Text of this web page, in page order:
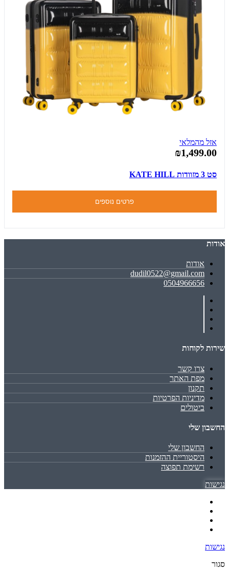
אזל מהמלאי
₪1,499.00
סט 3 מזוודות KATE HILL
פרטים נוספים
אודות
אודות
dudil0522@gmail.com
0504966656
שירות לקוחות
צרו קשר
מפת האתר
תקנון
מדיניות הפרטיות
ביטולים
החשבון שלי
החשבון שלי
היסטוריית ההזמנות
רשימת תפוצה
נגישות
נגישות
סגור